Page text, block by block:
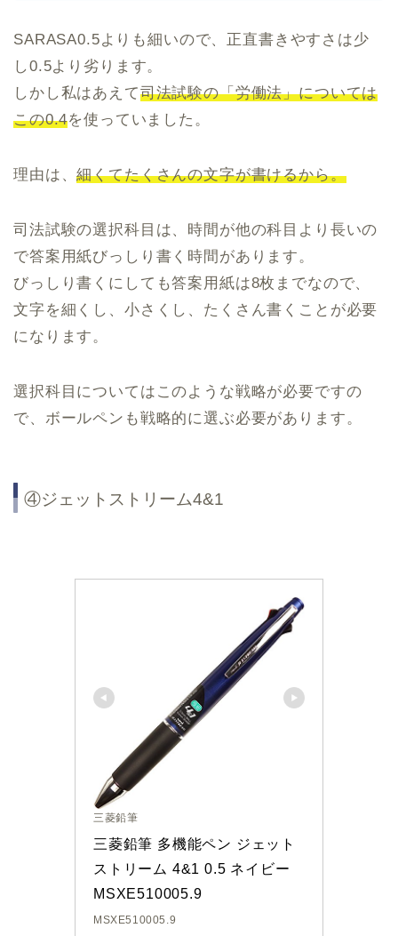
SARASA0.5よりも細いので、正直書きやすさは少
し0.5より劣ります。
しかし私はあえて司法試験の「労働法」については
この0.4を使っていました。
理由は、細くてたくさんの文字が書けるから。
司法試験の選択科目は、時間が他の科目より長いの
で答案用紙びっしり書く時間があります。
びっしり書くにしても答案用紙は8枚までなので、
文字を細くし、小さくし、たくさん書くことが必要
になります。
選択科目についてはこのような戦略が必要ですの
で、ボールペンも戦略的に選ぶ必要があります。
④ジェットストリーム4&1
三菱鉛筆
三菱鉛筆 多機能ペン ジェット
ストリーム 4&1 0.5 ネイビー
MSXE510005.9
MSXE510005.9